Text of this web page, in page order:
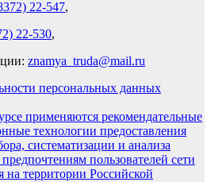
22-547,
22-530,
znamya_truda@mail.ru
персональных данных
применяются рекомендательные
технологии предоставления
систематизации и анализа
пользователей сети
на территории Российской